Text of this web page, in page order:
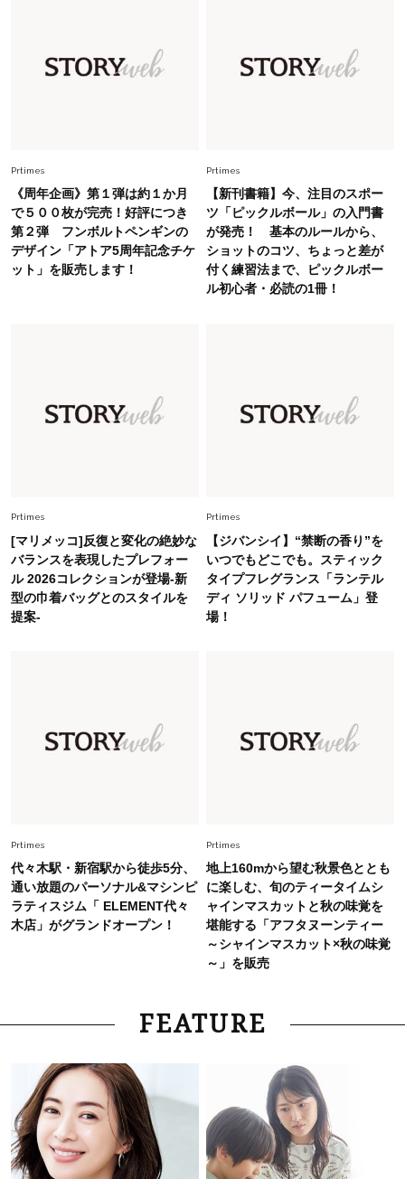
を育み中「理想の暮らしよりも今の心地よさを選
んだ」
Fashion 2026.7.16
白黒でもこんなに華やぐ！40代、夏の「甘めト
ップス×パンツ」コーデ〈3選〉
Fashion 2026.6.26
初夏はこれさえあれば！40代は【淡色ワンピ】
今、40代の「メガネ＆サングラス」のトレンド
に更新あり！“黒ぶち以外”が新定番に
Fashion 2026.8.5
オシャレ40代の【ワンピ＆オールインワン】最
やぐ【甘め黒アイテム】3選
Prtimes
《周年企画》第１弾は約１か月
で５００枚が完売！好評につき
第２弾 フンボルトペンギンの
デザイン「アトア5周年記念チケ
ット」を販売します！
Prtimes
【新刊書籍】今、注目のスポー
ツ「ピックルボール」の入門書
が発売！ 基本のルールから、
ショットのコツ、ちょっと差が
付く練習法まで、ピックルボー
ル初心者・必読の1冊！
Prtimes
[マリメッコ]反復と変化の絶妙な
バランスを表現したプレフォー
ル 2026コレクションが登場-新
型の巾着バッグとのスタイルを
提案-
Prtimes
【ジバンシイ】“禁断の香り”を
いつでもどこでも。スティック
タイプフレグランス「ランテル
ディ ソリッド パフューム」登
場！
Prtimes
代々木駅・新宿駅から徒歩5分、
通い放題のパーソナル&マシンピ
ラティスジム「 ELEMENT代々
木店」がグランドオープン！
Prtimes
地上160mから望む秋景色ととも
に楽しむ、旬のティータイムシ
ャインマスカットと秋の味覚を
堪能する「アフタヌーンティー
～シャインマスカット×秋の味覚
～」を販売
FEATURE